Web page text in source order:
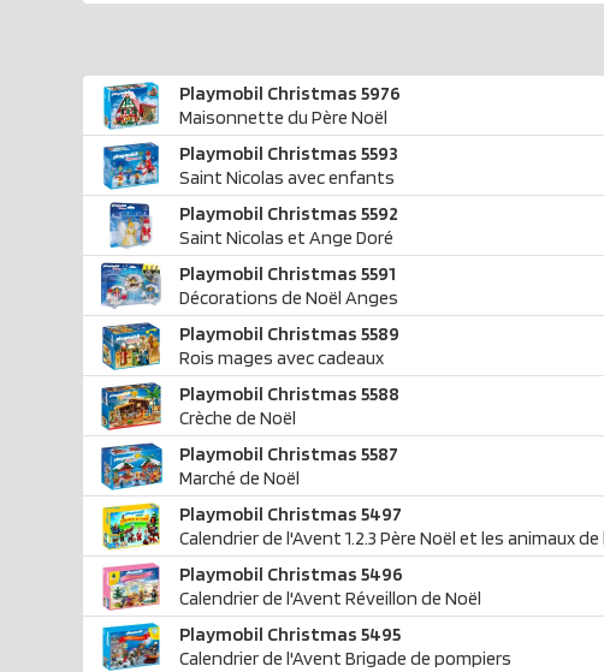
Playmobil Christmas 5976
Maisonnette du Père Noël
Playmobil Christmas 5593
Saint Nicolas avec enfants
Playmobil Christmas 5592
Saint Nicolas et Ange Doré
Playmobil Christmas 5591
Décorations de Noël Anges
Playmobil Christmas 5589
Rois mages avec cadeaux
Playmobil Christmas 5588
Crèche de Noël
Playmobil Christmas 5587
Marché de Noël
Playmobil Christmas 5497
Calendrier de l'Avent 1.2.3 Père Noël et les animaux
Playmobil Christmas 5496
Calendrier de l'Avent Réveillon de Noël
Playmobil Christmas 5495
Calendrier de l'Avent Brigade de pompiers